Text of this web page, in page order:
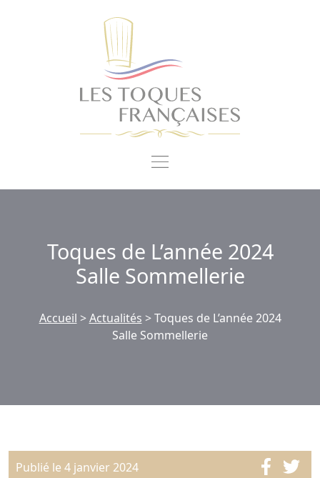
Toques de L’année 2024
Salle Sommellerie
Accueil >Actualités >Toques de L’année 2024
Salle Sommellerie
Publié le 4 janvier 2024